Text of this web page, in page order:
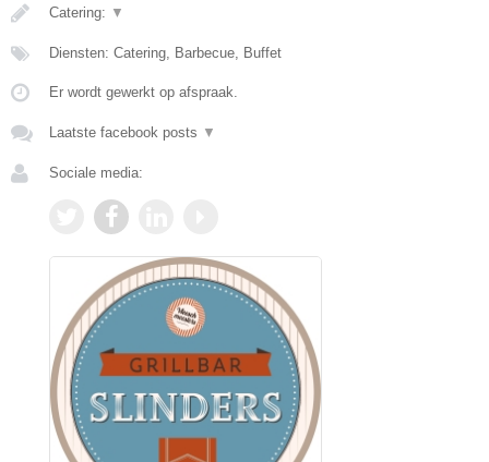
Catering: ▼
Diensten: Catering, Barbecue, Buffet
Er wordt gewerkt op afspraak.
Laatste facebook posts ▼
Sociale media: